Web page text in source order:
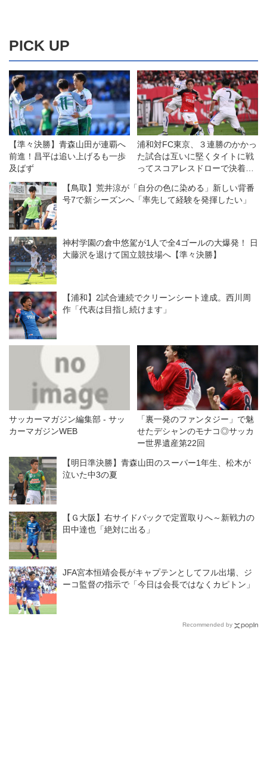
PICK UP
【準々決勝】青森山田が連覇へ
前進！昌平は追い上げるも一歩
及ばず
浦和対FC東京、３連勝のかかっ
た試合は互いに堅くタイトに戦
ってスコアレスドローで決着
【鳥取】荒井涼が「自分の色に染める」新しい背番
号7で新シーズンへ「率先して経験を発揮したい」
神村学園の倉中悠駕が1人で全4ゴールの大爆発！ 日
大藤沢を退けて国立競技場へ【準々決勝】
【浦和】2試合連続でクリーンシート達成。西川周
作「代表は目指し続けます」
サッカーマガジン編集部 - サッ
カーマガジンWEB
「裏一発のファンタジー」で魅
せたデシャンのモナコ◎サッカ
ー世界遺産第22回
【明日準決勝】青森山田のスーパー1年生、松木が
泣いた中3の夏
【Ｇ大阪】右サイドバックで定置取りへ～新戦力の
田中達也「絶対に出る」
JFA宮本恒靖会長がキャプテンとしてフル出場、ジ
ーコ監督の指示で「今日は会長ではなくカピトン」
Recommended by